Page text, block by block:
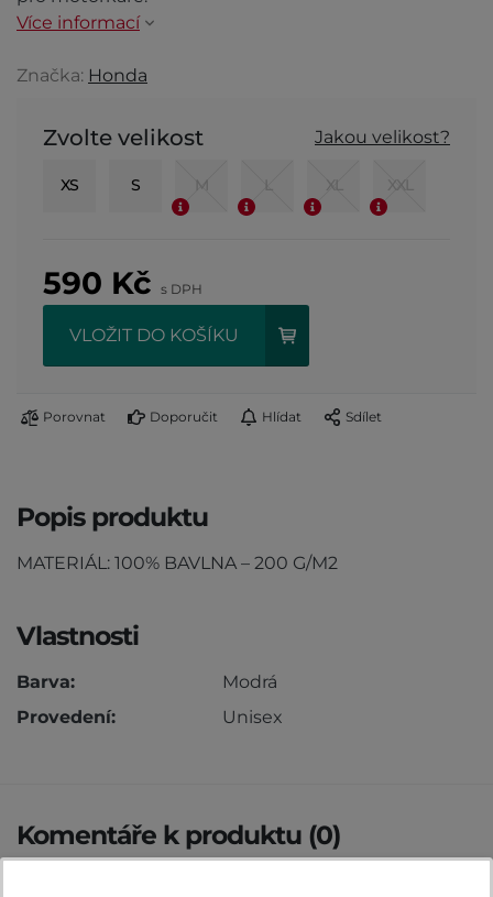
Více informací
Značka: Honda
Zvolte velikost Jakou velikost?
XS S M L XL XXL
590 Kč s DPH
VLOŽIT DO KOŠÍKU
Porovnat Doporučit Hlídat Sdílet
Popis produktu
MATERIÁL: 100% BAVLNA – 200 G/M2
Vlastnosti
Barva:
Modrá
Provedení:
Unisex
Komentáře k produktu (0)